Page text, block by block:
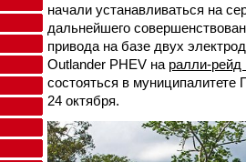
начали устанавливаться на
дальнейшего
привода на базе двух
Outlander PHEV на ралли-рейд
состояться в муниципалитете
24 октября.